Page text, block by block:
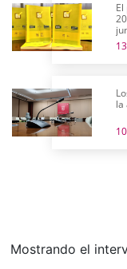
la
Mostrando el